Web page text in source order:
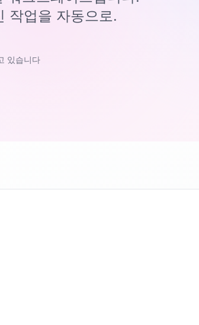
작업을 자동으로.
있습니다